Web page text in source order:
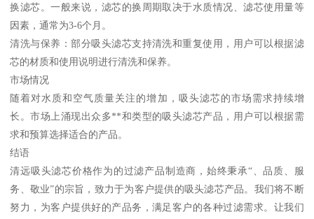
换滤芯。一般来说，滤芯的换周期取决于水质情况、滤芯使用量等
因素，通常为3-6个月。
清洗与保养：部分吸头滤芯支持清洗和重复使用，用户可以根据滤
芯的材质和使用说明进行清洗和保养。
市场情况
随着对水质和空气质量关注的增加，吸头滤芯的市场需求持续增
长。市场上涌现出众多**和类型的吸头滤芯产品，用户可以根据需
求和预算选择适合的产品。
结语
清远吸头滤芯价格作为的过滤产品制造商，始终秉承“、品质、服
务、敬业”的宗旨，致力于为客户提供的吸头滤芯产品。我们将不断
努力，为客户提供好的产品务，满足客户的各种过滤需求。让我们